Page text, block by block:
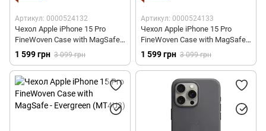
Артикул: 0000524132
Чехол Apple iPhone 15 Pro
FineWoven Case with MagSafe -
Mulberry (MT4L3)
1 599 грн 3 099 грн
Артикул: 0000524133
Чехол Apple iPhone 15 Pro
FineWoven Case with MagSafe -
Pacific Blue (MT4Q3)
1 599 грн 3 099 грн